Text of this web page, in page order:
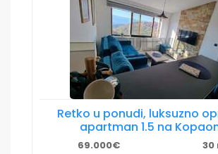
Retko u ponudi, luksuzno
apartman 1.5 na
69.000€ 30